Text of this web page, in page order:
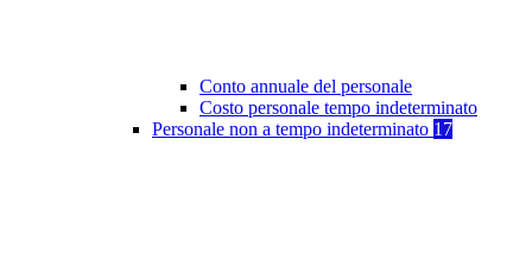
Conto annuale del personale
Costo personale tempo indeterminato
Personale non a tempo indeterminato 17